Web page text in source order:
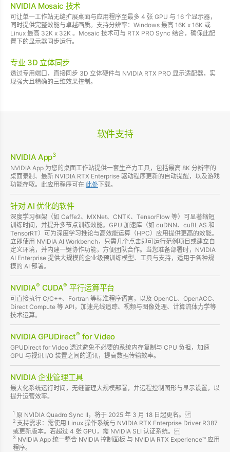
NVIDIA Mosaic 技术
可让单一工作站无缝扩展桌面与应用程序至最多 4 张 GPU 与 16 个显示器，
同时提供完整效能与卓越画质。支持分辨率：Windows 最高 16K x 16K 或
Linux 最高 32K x 32K 。Mosaic 技术可与 RTX PRO Sync 结合，确保此配
置下的显示器同步运行。
专业 3D 立体同步
透过专用端口，直接同步 3D 立体硬件与 NVIDIA RTX PRO 显示适配器，实
现强大且精确的三维效果控制。
软件支持
NVIDIA App3
NVIDIA App 为您的桌面工作站提供一套生产力工具，包括最高 8K 分辨率的
桌面录制、最新 NVIDIA RTX Enterprise 驱动程序更新的自动提醒，以及游戏
功能存取。此应用程序可在 此处下载。
针对 AI 优化的软件
深度学习框架（如 Caffe2、MXNet、CNTK、TensorFlow 等）可显著缩短
训练时间，并提升多节点训练效能。GPU 加速库（如 cuDNN、cuBLAS 和
TensorRT）可为深度学习推论与高效能运算（HPC）应用提供更高的效能。
立即使用 NVIDIA AI Workbench，只需几个点击即可运行范例项目或建立自
定义环境，并内建一键协作功能，方便团队合作。当您准备部署时，NVIDIA
AI Enterprise 提供大规模的企业级预训练模型、工具与支持，适用于各种规
模的 AI 部署。
NVIDIA® CUDA® 平行运算平台
可直接执行 C/C++、Fortran 等标准程序语言，以及 OpenCL、OpenACC、
Direct Compute 等 API，加速光线追踪、视频与图像处理、计算流体力学等
技术运算。
NVIDIA GPUDirect® for Video
GPUDirect for Video 透过避免不必要的系统内存复制与 CPU 负担，加速
GPU 与视讯 I/O 装置之间的通讯，提高数据传输效率。
NVIDIA 企业管理工具
最大化系统运行时间，无缝管理大规模部署，并远程控制图形与显示设置，以
提升运营效率。
1 原 NVIDIA Quadro Sync II，将于 2025 年 3 月 18 日起更名。
2 支持需求：需使用 Linux 操作系统与 NVIDIA RTX Enterprise Driver R387
或更新版本。若超过 4 张 GPU，需 NVIDIA SLI 认证系统。
3 NVIDIA App 统一整合 NVIDIA 控制面板 与 NVIDIA RTX Experience™ 应用
程序。